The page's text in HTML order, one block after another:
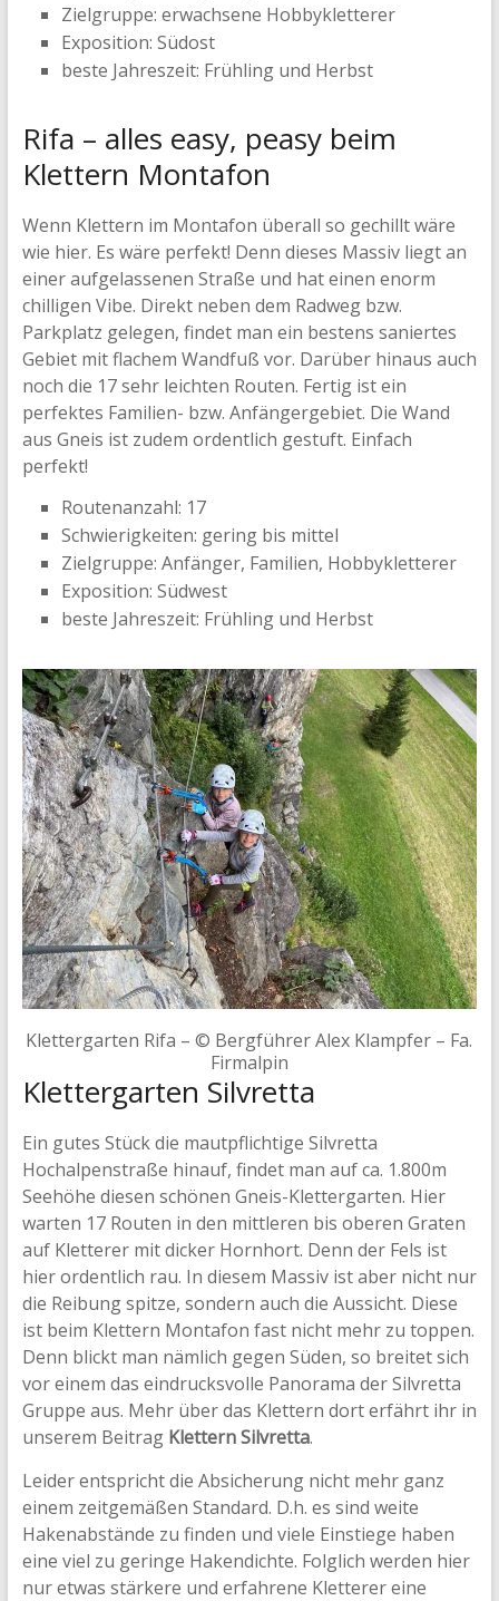
Zielgruppe: erwachsene Hobbykletterer
Exposition: Südost
beste Jahreszeit: Frühling und Herbst
Rifa – alles easy, peasy beim
Klettern Montafon
Wenn Klettern im Montafon überall so gechillt wäre
wie hier. Es wäre perfekt! Denn dieses Massiv liegt an
einer aufgelassenen Straße und hat einen enorm
chilligen Vibe. Direkt neben dem Radweg bzw.
Parkplatz gelegen, findet man ein bestens saniertes
Gebiet mit flachem Wandfuß vor. Darüber hinaus auch
noch die 17 sehr leichten Routen. Fertig ist ein
perfektes Familien- bzw. Anfängergebiet. Die Wand
aus Gneis ist zudem ordentlich gestuft. Einfach
perfekt!
Routenanzahl: 17
Schwierigkeiten: gering bis mittel
Zielgruppe: Anfänger, Familien, Hobbykletterer
Exposition: Südwest
beste Jahreszeit: Frühling und Herbst
Klettergarten Rifa – © Bergführer Alex Klampfer – Fa.
Firmalpin
Klettergarten Silvretta
Ein gutes Stück die mautpflichtige Silvretta
Hochalpenstraße hinauf, findet man auf ca. 1.800m
Seehöhe diesen schönen Gneis-Klettergarten. Hier
warten 17 Routen in den mittleren bis oberen Graten
auf Kletterer mit dicker Hornhort. Denn der Fels ist
hier ordentlich rau. In diesem Massiv ist aber nicht nur
die Reibung spitze, sondern auch die Aussicht. Diese
ist beim Klettern Montafon fast nicht mehr zu toppen.
Denn blickt man nämlich gegen Süden, so breitet sich
vor einem das eindrucksvolle Panorama der Silvretta
Gruppe aus. Mehr über das Klettern dort erfährt ihr in
unserem Beitrag Klettern Silvretta.
Leider entspricht die Absicherung nicht mehr ganz
einem zeitgemäßen Standard. D.h. es sind weite
Hakenabstände zu finden und viele Einstiege haben
eine viel zu geringe Hakendichte. Folglich werden hier
nur etwas stärkere und erfahrene Kletterer eine